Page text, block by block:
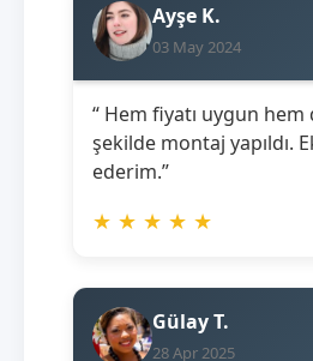
Ayşe K.
03 May 2024
“ Hem fiyatı uygun hem
şekilde montaj yapıldı.
ederim.”
★ ★ ★ ★ ★
Gülay T.
28 Apr 2025